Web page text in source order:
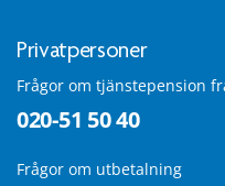
Privatpersoner
Frågor om tjänstepension
020-51 50 40
Frågor om utbetalning